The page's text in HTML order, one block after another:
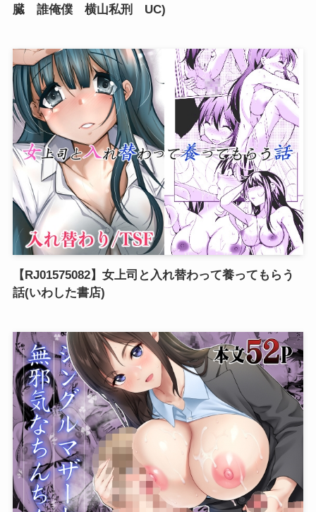
臓 誰俺僕 横山私刑 UC)
【RJ01575082】女上司と入れ替わって養ってもらう
話(いわした書店)